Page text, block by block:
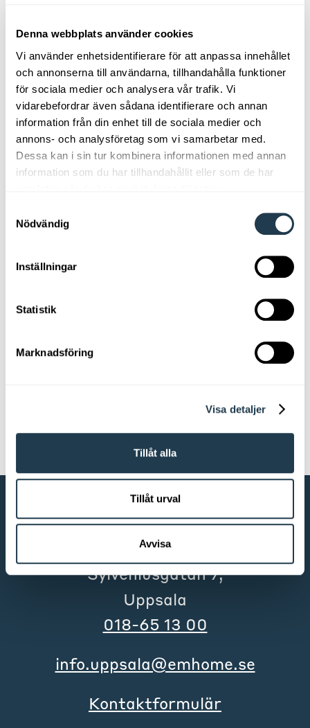
Denna webbplats använder cookies
Vi använder enhetsidentifierare för att anpassa innehållet
och annonserna till användarna, tillhandahålla funktioner
för sociala medier och analysera vår trafik. Vi
vidarebefordrar även sådana identifierare och annan
information från din enhet till de sociala medier och
annons- och analysföretag som vi samarbetar med.
Dessa kan i sin tur kombinera informationen med annan
information som du har tillhandahållit eller som de har
Nödvändig
Inställningar
Statistik
Marknadsföring
Visa detaljer
Tillåt alla
Tillåt urval
Avvisa
KONTAKTFORMULÄR
Besök Mille Nottis webbsida här.
Utemöbler
KONTAKTA OSS
Em home Uppsala
Sylveniusgatan 7,
Uppsala
018-65 13 00
info.uppsala@emhome.se
Kontaktformulär